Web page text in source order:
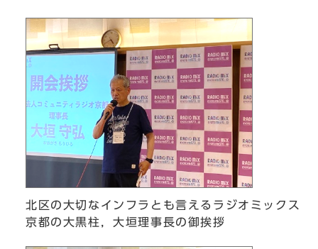
北区の大切なインフラとも言えるラジオミックス
京都の大黒柱，大垣理事長の御挨拶